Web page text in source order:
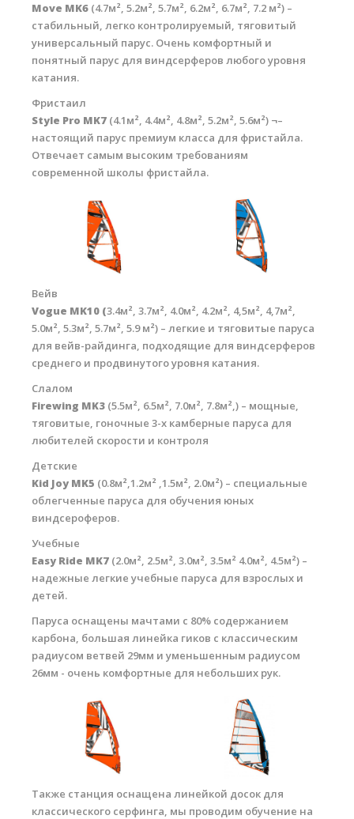
Move MK6 (4.7м², 5.2м², 5.7м², 6.2м², 6.7м², 7.2 м²) –
стабильный, легко контролируемый, тяговитый
универсальный парус. Очень комфортный и
понятный парус для виндсерферов любого уровня
катания.
Фристаил
Style Pro MK7 (4.1м², 4.4м², 4.8м², 5.2м², 5.6м²) ¬–
настоящий парус премиум класса для фристайла.
Отвечает самым высоким требованиям
современной школы фристайла.
Вейв
Vogue MK10 (3.4м², 3.7м², 4.0м², 4.2м², 4,5м², 4,7м²,
5.0м², 5.3м², 5.7м², 5.9 м²) – легкие и тяговитые паруса
для вейв-райдинга, подходящие для виндсерферов
среднего и продвинутого уровня катания.
Слалом
Firewing MK3 (5.5м², 6.5м², 7.0м², 7.8м²,) – мощные,
тяговитые, гоночные 3-х камберные паруса для
любителей скорости и контроля
Детские
Kid Joy MK5 (0.8м²,1.2м² ,1.5м², 2.0м²) – специальные
облегченные паруса для обучения юных
виндсероферов.
Учебные
Easy Ride MK7 (2.0м², 2.5м², 3.0м², 3.5м² 4.0м², 4.5м²) –
надежные легкие учебные паруса для взрослых и
детей.
Паруса оснащены мачтами с 80% содержанием
карбона, большая линейка гиков с классическим
радиусом ветвей 29мм и уменьшенным радиусом
26мм - очень комфортные для небольших рук.
Также станция оснащена линейкой досок для
классического серфинга, мы проводим обучение на